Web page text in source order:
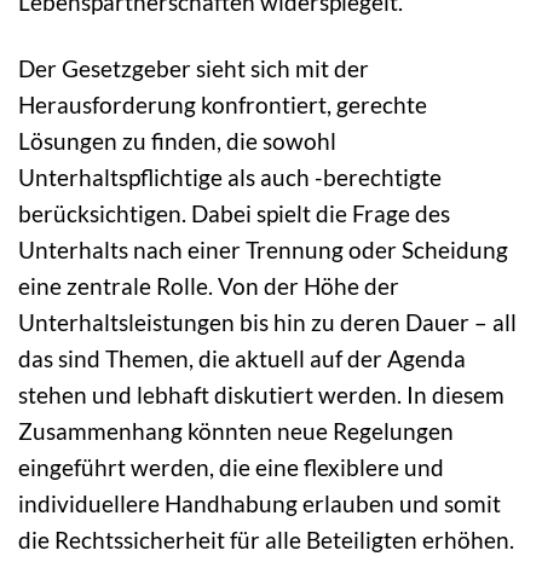
Der Gesetzgeber sieht sich mit der
Herausforderung konfrontiert, gerechte
Lösungen zu finden, die sowohl
Unterhaltspflichtige als auch -berechtigte
berücksichtigen. Dabei spielt die Frage des
Unterhalts nach einer Trennung oder Scheidung
eine zentrale Rolle. Von der Höhe der
Unterhaltsleistungen bis hin zu deren Dauer – all
das sind Themen, die aktuell auf der Agenda
stehen und lebhaft diskutiert werden. In diesem
Zusammenhang könnten neue Regelungen
eingeführt werden, die eine flexiblere und
individuellere Handhabung erlauben und somit
die Rechtssicherheit für alle Beteiligten erhöhen.